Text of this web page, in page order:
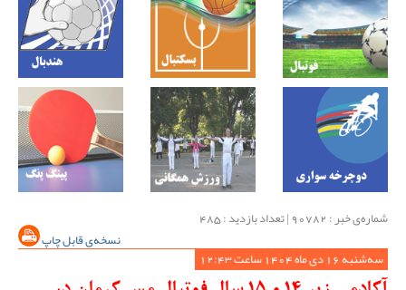
شماره‌ی خبر : ‌90782 | تعداد بازدید : 485
نسخه‌ی قابل چاپ
سه‌شنبه 16 دی ماه 1404 ساعت 12:43